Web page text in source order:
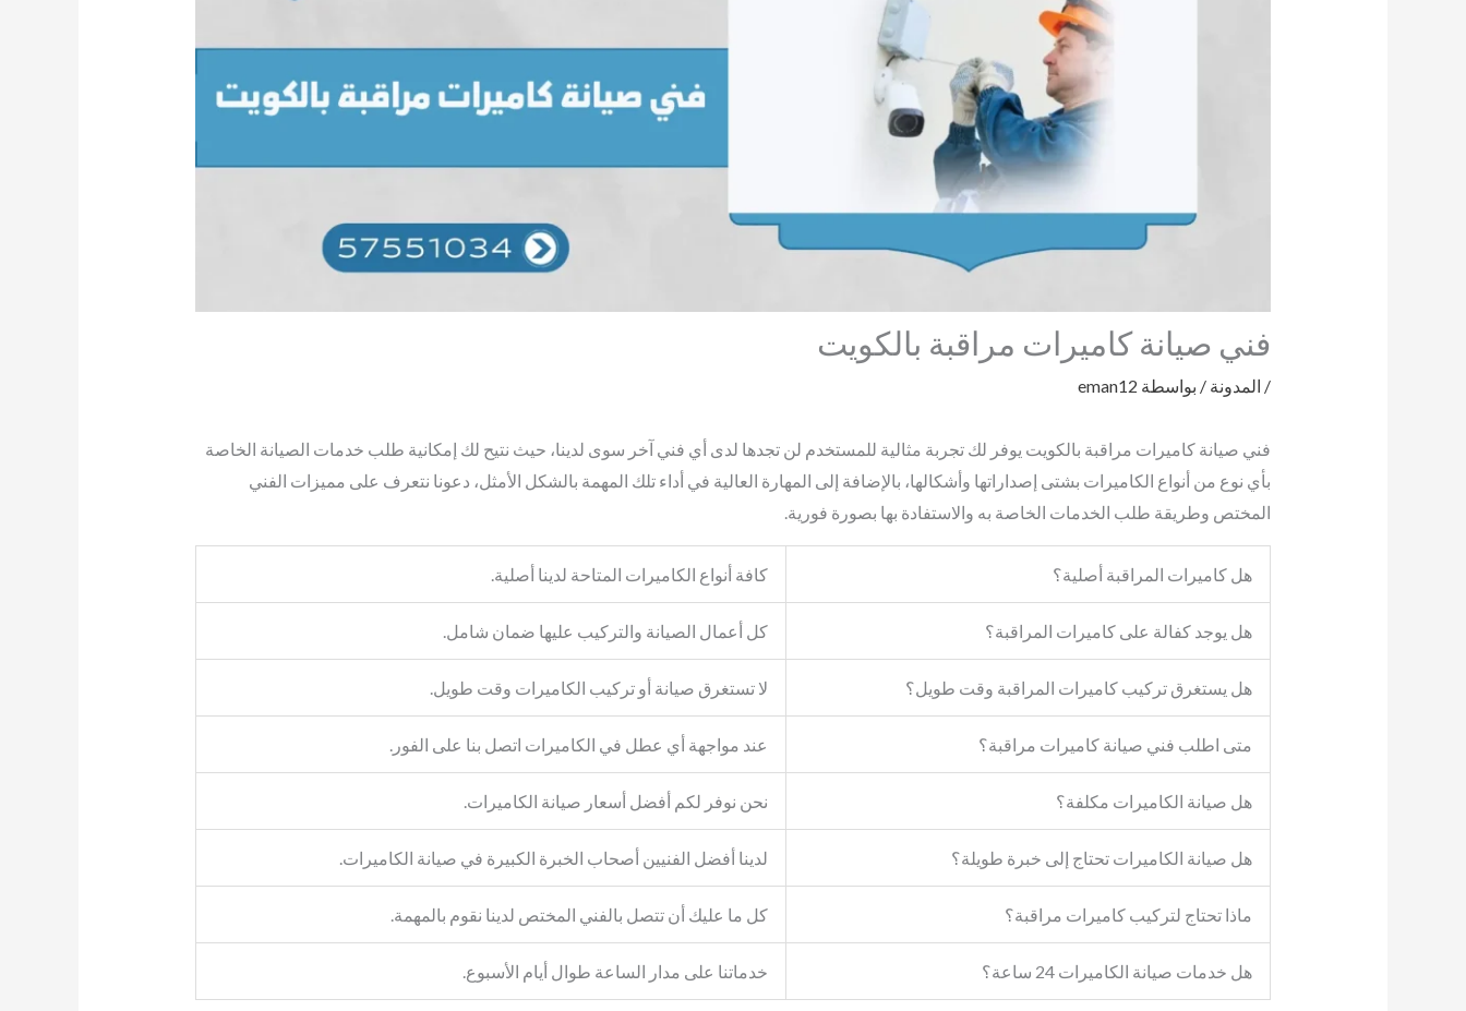
فني صيانة كاميرات مراقبة بالكويت
/ المدونة / بواسطة eman12
فني صيانة كاميرات مراقبة بالكويت يوفر لك تجربة مثالية للمستخدم لن تجدها لدى أي فني آخر سوى لدينا، حيث نتيح لك إمكانية طلب خدمات الصيانة الخاصة
بأي نوع من أنواع الكاميرات بشتى إصداراتها وأشكالها، بالإضافة إلى المهارة العالية في أداء تلك المهمة بالشكل الأمثل، دعونا نتعرف على مميزات الفني
المختص وطريقة طلب الخدمات الخاصة به والاستفادة بها بصورة فورية.
هل كاميرات المراقبة أصلية؟ كافة أنواع الكاميرات المتاحة لدينا أصلية.
هل يوجد كفالة على كاميرات المراقبة؟ كل أعمال الصيانة والتركيب عليها ضمان شامل.
هل يستغرق تركيب كاميرات المراقبة وقت طويل؟ لا تستغرق صيانة أو تركيب الكاميرات وقت طويل.
متى اطلب فني صيانة كاميرات مراقبة؟ عند مواجهة أي عطل في الكاميرات اتصل بنا على الفور.
هل صيانة الكاميرات مكلفة؟ نحن نوفر لكم أفضل أسعار صيانة الكاميرات.
هل صيانة الكاميرات تحتاج إلى خبرة طويلة؟ لدينا أفضل الفنيين أصحاب الخبرة الكبيرة في صيانة الكاميرات.
ماذا تحتاج لتركيب كاميرات مراقبة؟ كل ما عليك أن تتصل بالفني المختص لدينا نقوم بالمهمة.
هل خدمات صيانة الكاميرات 24 ساعة؟ خدماتنا على مدار الساعة طوال أيام الأسبوع.